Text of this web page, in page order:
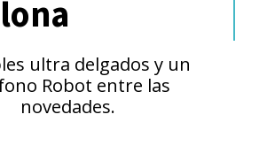
ultra delgados y un
Robot entre las
novedades.